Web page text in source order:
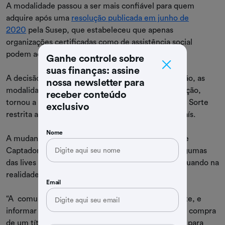
A modalidade passou a ser mais confiável para quem
adquire após uma resolução publicada em junho de
2020 pela Susep, que estabeleceu que apenas
organizações certificadas como de assistência social
podem acessar a filantropia premiável.
A decisão, que se refere à operação de capitalização, as
modalidades, elaboração, operação e comercialização,
tornou a comercialização de produtos como o Vale Sorte
restrita a cerca de 6.200 instituições em todo o país.
A mudança ocorreu após a Associação Brasileira de
Captadores de Recursos (ABCR) denunciar que algumas
das lives feitas nas redes sociais pediam doações quando na
realidade vendiam títulos de filantropia premiável.
“A comunicação deve ser verdadeira e transparente, e
informar os espectadores de que o pedido é para a compra
de um título, no qual se concorre a prêmios, e não para
Ganhe controle sobre
suas finanças: assine
nossa newsletter para
receber conteúdo
exclusivo
Nome
Email